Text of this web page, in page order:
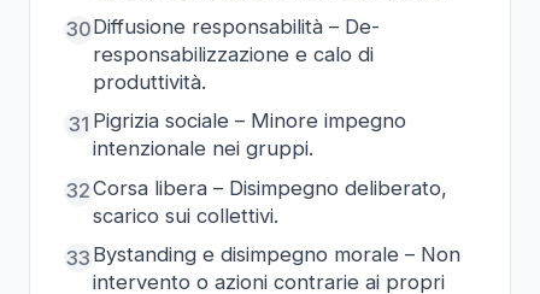
30Diffusione responsabilità – De-
responsabilizzazione e calo di
produttività.
31 Pigrizia sociale – Minore impegno
intenzionale nei gruppi.
32Corsa libera – Disimpegno deliberato,
scarico sui collettivi.
33 Bystanding e disimpegno morale – Non
intervento o azioni contrarie ai propri